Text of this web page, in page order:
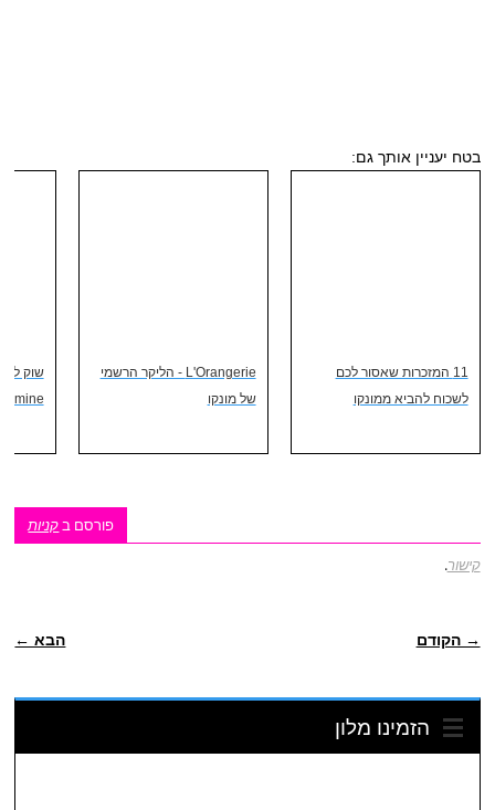
בטח יעניין אותך גם:
11 המזכרות שאסור לכם
לשכוח להביא ממונקו
L'Orangerie - הליקר הרשמי
של מונקו
פורסם בקניות
קישור.
→ הקודם הבא ←
הזמינו מלון